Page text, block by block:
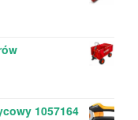
1057164